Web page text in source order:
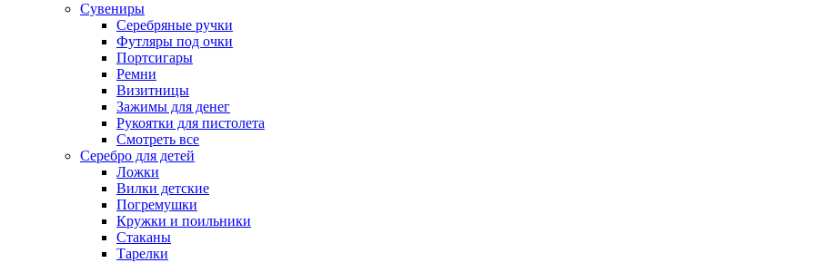
Сувениры
Серебряные ручки
Футляры под очки
Портсигары
Ремни
Визитницы
Зажимы для денег
Рукоятки для пистолета
Смотреть все
Серебро для детей
Ложки
Вилки детские
Погремушки
Кружки и поильники
Стаканы
Тарелки